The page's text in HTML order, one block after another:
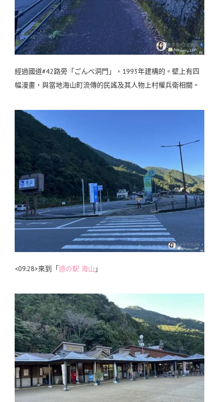
經過國道#42路旁「ごんべ洞門」，1993年建構的。壁上有四
幅漫畫，與當地海山町流傳的民謠及其人物上村權兵衛相關。
<09:28>來到「道の駅 海山 」